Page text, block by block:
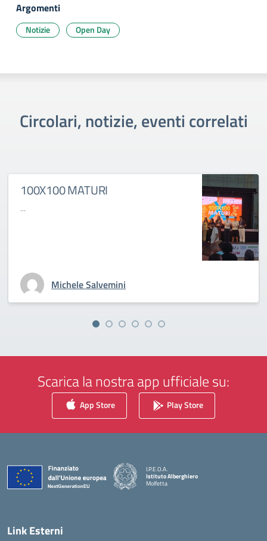
Argomenti
Notizie Open Day
Circolari, notizie, eventi correlati
100X100 MATURI
...
Michele Salvemini
Scarica la nostra app ufficiale su:
App Store Play Store
I.P.E.O.A.
Istituto Alberghiero
Molfetta
Link Esterni